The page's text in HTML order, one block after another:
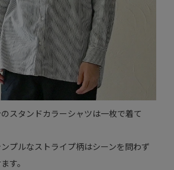
スタンドカラーシャツは一枚で着て
プルなストライプ柄はシーンを問わず
す。